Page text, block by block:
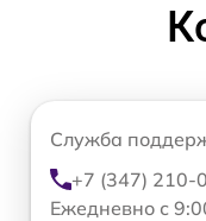
Служба
+7 (347) 210-
Ежедневно с